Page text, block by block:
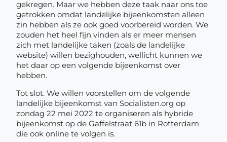
gekregen. Maar we hebben deze taak naar ons toe
getrokken omdat landelijke bijeenkomsten alleen
zin hebben als ze ook goed voorbereid worden. We
zouden het heel fijn vinden als er meer mensen
zich met landelijke taken (zoals de landelijke
website) willen bezighouden, wellicht kunnen we
het daar op een volgende bijeenkomst over
hebben.
Tot slot. We willen voorstellen om de volgende
landelijke bijeenkomst van Socialisten.org op
zondag 22 mei 2022 te organiseren als hybride
bijeenkomst op de Gaffelstraat 61b in Rotterdam
die ook online te volgen is.